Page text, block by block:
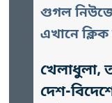
গুগল
এখানে
খেলাধুলা,
দেশ-